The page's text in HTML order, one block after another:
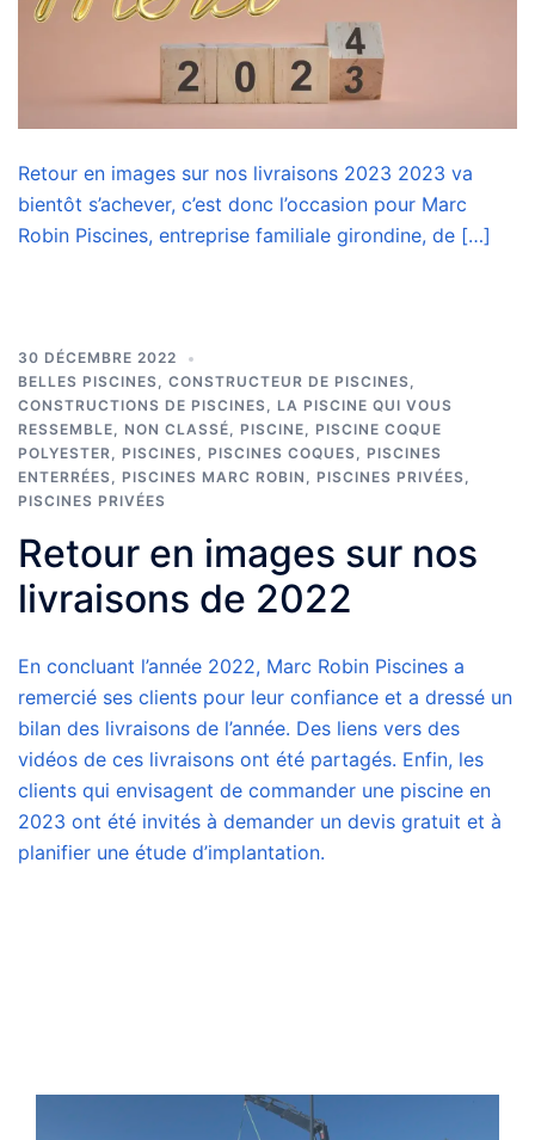
Retour en images sur nos livraisons 2023 2023 va
bientôt s’achever, c’est donc l’occasion pour Marc
Robin Piscines, entreprise familiale girondine, de […]
30 DÉCEMBRE 2022
BELLES PISCINES, CONSTRUCTEUR DE PISCINES,
CONSTRUCTIONS DE PISCINES, LA PISCINE QUI VOUS
RESSEMBLE, NON CLASSÉ, PISCINE, PISCINE COQUE
POLYESTER, PISCINES, PISCINES COQUES, PISCINES
ENTERRÉES, PISCINES MARC ROBIN , PISCINES PRIVÉES,
PISCINES PRIVÉES
Retour en images sur nos
livraisons de 2022
En concluant l’année 2022, Marc Robin Piscines a
remercié ses clients pour leur confiance et a dressé un
bilan des livraisons de l’année. Des liens vers des
vidéos de ces livraisons ont été partagés. Enfin, les
clients qui envisagent de commander une piscine en
2023 ont été invités à demander un devis gratuit et à
planifier une étude d’implantation.